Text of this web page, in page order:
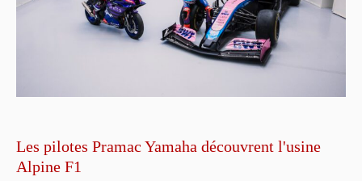
Les pilotes Pramac Yamaha découvrent l'usine
Alpine F1